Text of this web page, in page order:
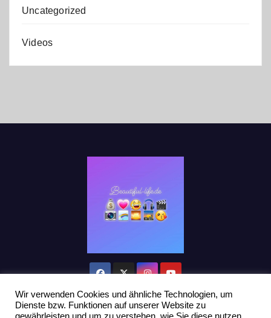
Uncategorized
Videos
Wir verwenden Cookies und ähnliche Technologien, um
Dienste bzw. Funktionen auf unserer Website zu